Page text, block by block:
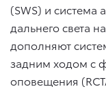
(SWS) и система
дальнего света
дополняют
задним ходом с
оповещения